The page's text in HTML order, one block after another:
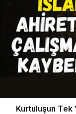
Kurtuluşun Tek